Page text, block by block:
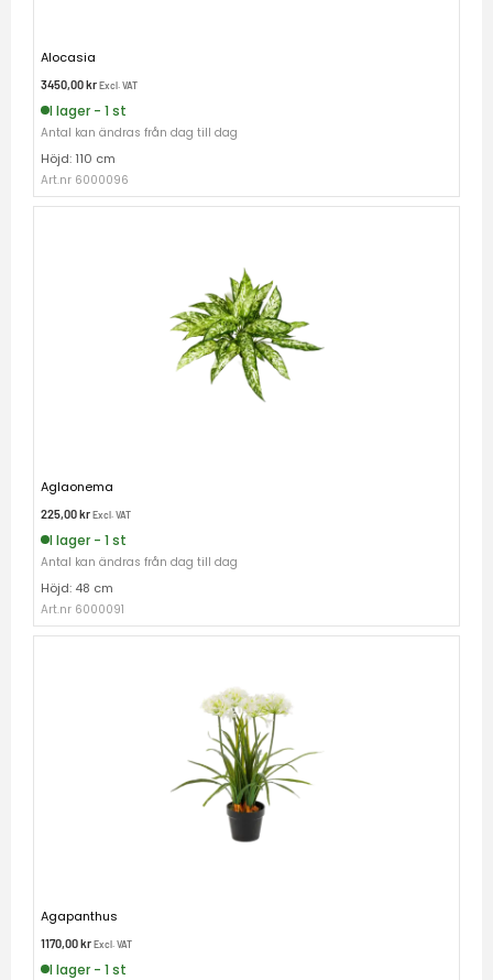
Alocasia
3450,00krExcl. VAT
I lager - 1 st
Antal kan ändras från dag till dag
Höjd: 110 cm
Art.nr 6000096
Aglaonema
225,00krExcl. VAT
I lager - 1 st
Antal kan ändras från dag till dag
Höjd: 48 cm
Art.nr 6000091
Agapanthus
1170,00krExcl. VAT
I lager - 1 st